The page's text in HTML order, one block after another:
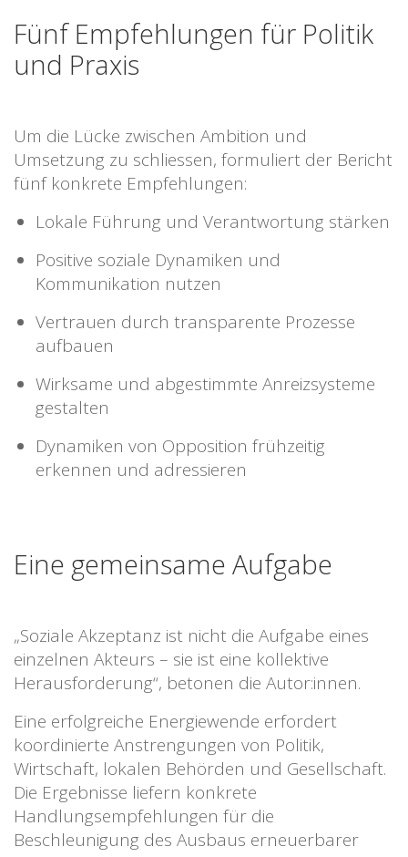
Fünf Empfehlungen für Politik
und Praxis
Um die Lücke zwischen Ambition und
Umsetzung zu schliessen, formuliert der Bericht
fünf konkrete Empfehlungen:
Lokale Führung und Verantwortung stärken
Positive soziale Dynamiken und
Kommunikation nutzen
Vertrauen durch transparente Prozesse
aufbauen
Wirksame und abgestimmte Anreizsysteme
gestalten
Dynamiken von Opposition frühzeitig
erkennen und adressieren
Eine gemeinsame Aufgabe
„Soziale Akzeptanz ist nicht die Aufgabe eines
einzelnen Akteurs – sie ist eine kollektive
Herausforderung“, betonen die Autor:innen.
Eine erfolgreiche Energiewende erfordert
koordinierte Anstrengungen von Politik,
Wirtschaft, lokalen Behörden und Gesellschaft.
Die Ergebnisse liefern konkrete
Handlungsempfehlungen für die
Beschleunigung des Ausbaus erneuerbarer